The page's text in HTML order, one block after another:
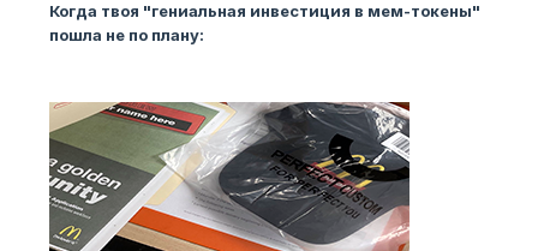
Когда твоя "гениальная инвестиция в мем-токены"
пошла не по плану: